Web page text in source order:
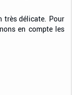
très délicate. Pour
en compte les